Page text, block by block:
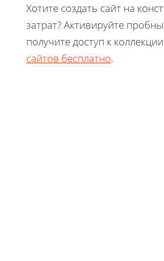
Хотите создать сайт на
затрат? Активируйте
получите доступ к коллекции
сайтов бесплатно.